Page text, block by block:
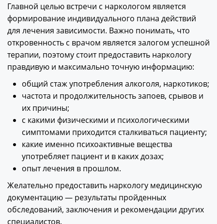
Главной целью встречи с наркологом является
формирование индивидуального плана действий
для лечения зависимости. Важно понимать, что
откровенность с врачом является залогом успешной
терапии, поэтому стоит предоставить наркологу
правдивую и максимально точную информацию:
общий стаж употребления алкоголя, наркотиков;
частота и продолжительность запоев, срывов и
их причины;
с какими физическими и психологическими
симптомами приходится сталкиваться пациенту;
какие именно психоактивные вещества
употребляет пациент и в каких дозах;
опыт лечения в прошлом.
Желательно предоставить наркологу медицинскую
документацию — результаты пройденных
обследований, заключения и рекомендации других
специалистов.